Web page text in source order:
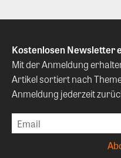
Kostenlosen Newsletter
Mit der Anmeldung
Artikel sortiert nach
Anmeldung jederzeit